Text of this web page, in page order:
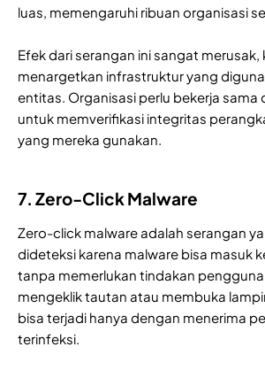
luas, memengaruhi ribuan organisasi
Efek dari serangan ini sangat merusak,
menargetkan infrastruktur yang
entitas. Organisasi perlu bekerja sama
untuk memverifikasi integritas
yang mereka gunakan.
7. Zero-Click Malware
Zero-click malware adalah serangan
dideteksi karena malware bisa masuk
tanpa memerlukan tindakan
mengeklik tautan atau membuka
bisa terjadi hanya dengan menerima
terinfeksi.